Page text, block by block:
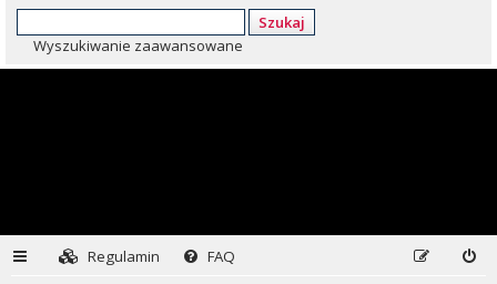
Szukaj
Wyszukiwanie zaawansowane
Regulamin
FAQ